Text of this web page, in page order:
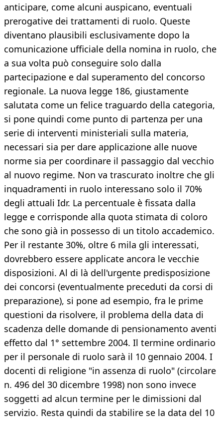
anticipare, come alcuni auspicano, eventuali
prerogative dei trattamenti di ruolo. Queste
diventano plausibili esclusivamente dopo la
comunicazione ufficiale della nomina in ruolo, che
a sua volta può conseguire solo dalla
partecipazione e dal superamento del concorso
regionale. La nuova legge 186, giustamente
salutata come un felice traguardo della categoria,
si pone quindi come punto di partenza per una
serie di interventi ministeriali sulla materia,
necessari sia per dare applicazione alle nuove
norme sia per coordinare il passaggio dal vecchio
al nuovo regime. Non va trascurato inoltre che gli
inquadramenti in ruolo interessano solo il 70%
degli attuali Idr. La percentuale è fissata dalla
legge e corrisponde alla quota stimata di coloro
che sono già in possesso di un titolo accademico.
Per il restante 30%, oltre 6 mila gli interessati,
dovrebbero essere applicate ancora le vecchie
disposizioni. Al di là dell'urgente predisposizione
dei concorsi (eventualmente preceduti da corsi di
preparazione), si pone ad esempio, fra le prime
questioni da risolvere, il problema della data di
scadenza delle domande di pensionamento aventi
effetto dal 1° settembre 2004. Il termine ordinario
per il personale di ruolo sarà il 10 gennaio 2004. I
docenti di religione "in assenza di ruolo" (circolare
n. 496 del 30 dicembre 1998) non sono invece
soggetti ad alcun termine per le dimissioni dal
servizio. Resta quindi da stabilire se la data del 10